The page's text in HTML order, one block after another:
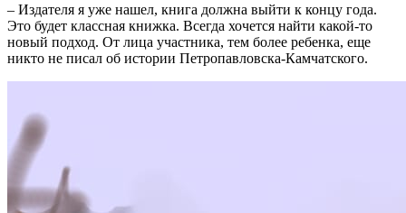
– Издателя я уже нашел, книга должна выйти к концу года.
Это будет классная книжка. Всегда хочется найти какой-то
новый подход. От лица участника, тем более ребенка, еще
никто не писал об истории Петропавловска-Камчатского.